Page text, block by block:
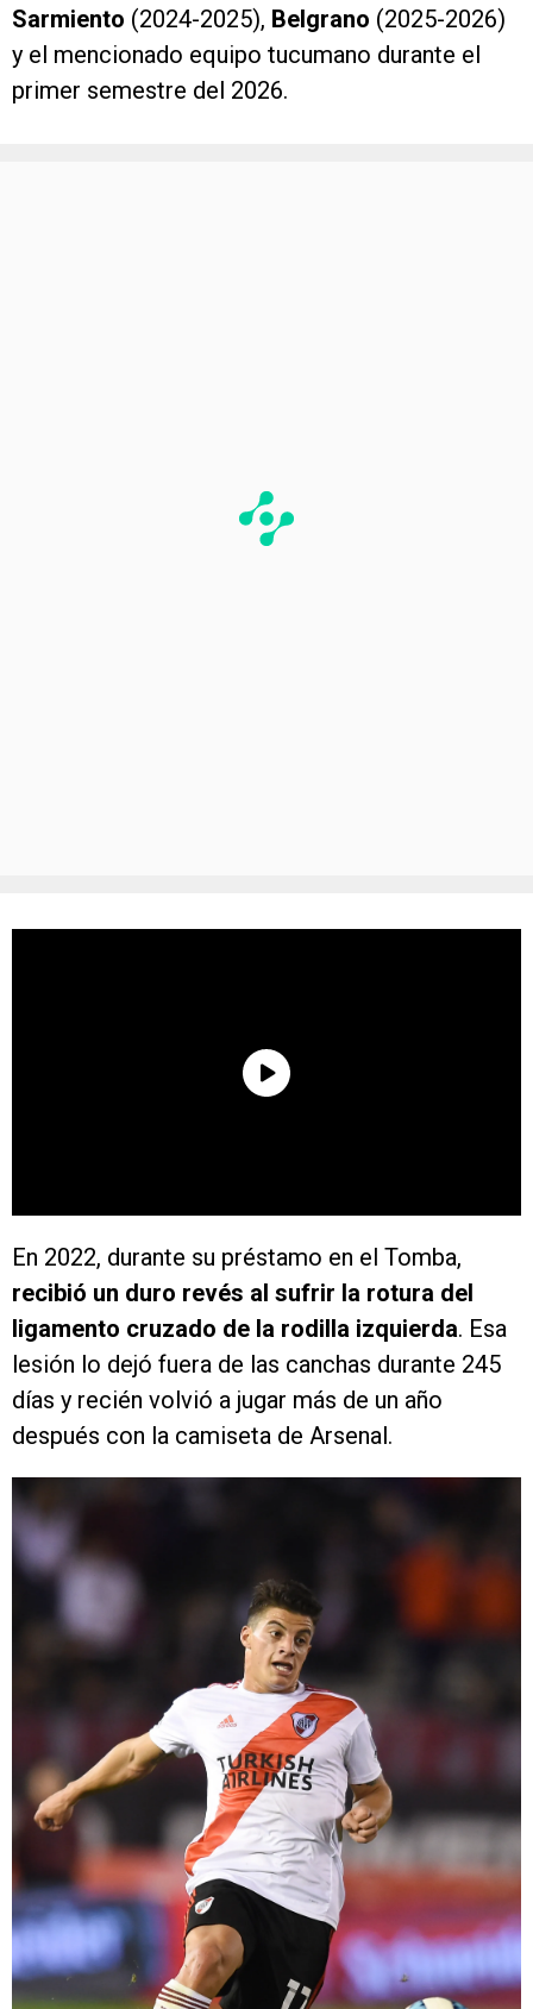
Sarmiento (2024-2025), Belgrano (2025-2026)
y el mencionado equipo tucumano durante el
primer semestre del 2026.
En 2022, durante su préstamo en el Tomba,
recibió un duro revés al sufrir la rotura del
ligamento cruzado de la rodilla izquierda. Esa
lesión lo dejó fuera de las canchas durante 245
días y recién volvió a jugar más de un año
después con la camiseta de Arsenal.